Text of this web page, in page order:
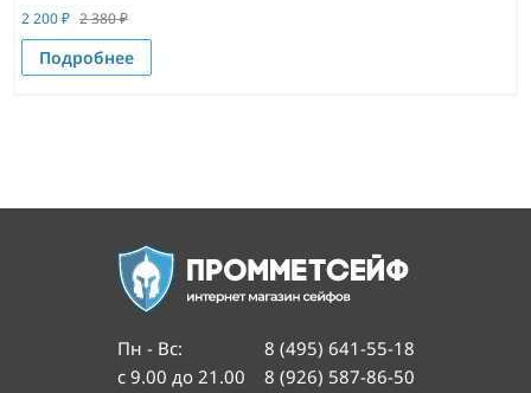
2 200₽ 2 380₽
Подробнее
Пн - Вс:
с 9.00 до 21.00
8 (495) 641-55-18
8 (926) 587-86-50